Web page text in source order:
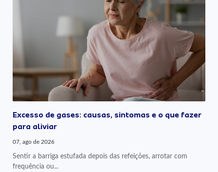
Excesso de gases: causas, sintomas e o que fazer
para aliviar
07, ago de 2026
Sentir a barriga estufada depois das refeições, arrotar com
frequência ou...